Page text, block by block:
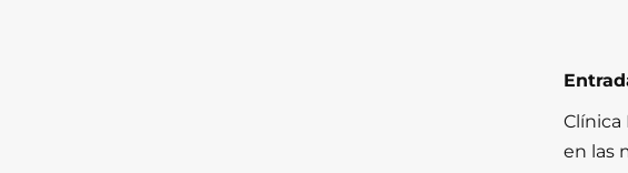
Clínica
en las